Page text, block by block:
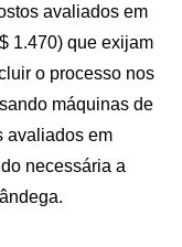
avaliados em
1.470) que exijam
o processo nos
máquinas de
avaliados em
necessária a